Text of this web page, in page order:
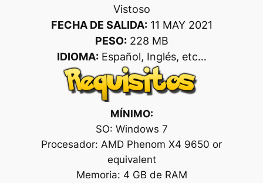
Vistoso
FECHA DE SALIDA:11 MAY 2021
PESO:228 MB
IDIOMA:Español, Inglés, etc…
MÍNIMO:
SO: Windows 7
Procesador: AMD Phenom X4 9650 or
equivalent
Memoria: 4 GB de RAM